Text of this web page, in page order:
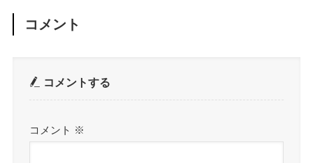
コメント
コメントする
コメント ※